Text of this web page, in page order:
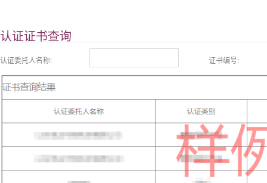
认证证书查询
认证委托人名称: 证书编号: